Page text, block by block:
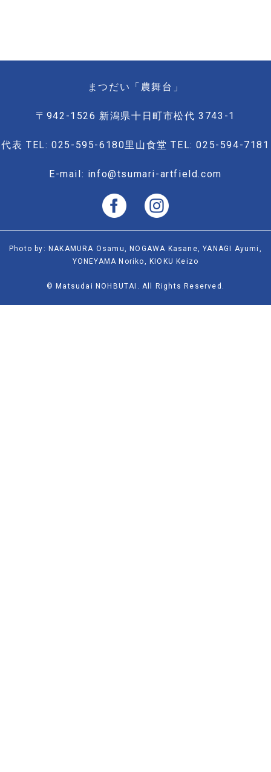
まつだい「農舞台」
〒942-1526 新潟県十日町市松代 3743-1
代表 TEL: 025-595-6180里山食堂 TEL: 025-594-7181
E-mail: info@tsumari-artfield.com
Photo by: NAKAMURA Osamu, NOGAWA Kasane, YANAGI Ayumi,
YONEYAMA Noriko, KIOKU Keizo
© Matsudai NOHBUTAI. All Rights Reserved.